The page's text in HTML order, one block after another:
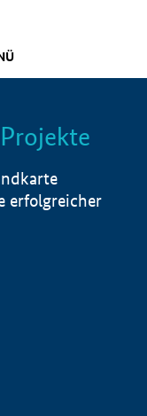
Info
erfolgreicher